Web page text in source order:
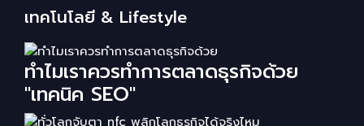
เทคโนโลยี & Lifestyle
ทำไมเราควรทำการตลาดธุรกิจด้วย
"เทคนิค SEO"